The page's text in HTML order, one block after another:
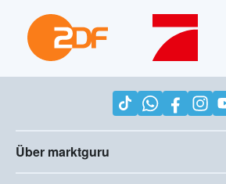
Über marktguru